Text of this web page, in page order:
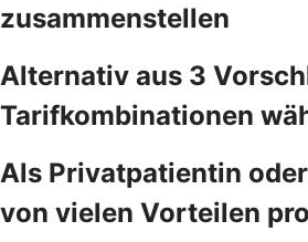
zusammenstellen
Alternativ aus 3
Tarifkombinationen
Als Privatpatientin
von vielen Vorteilen